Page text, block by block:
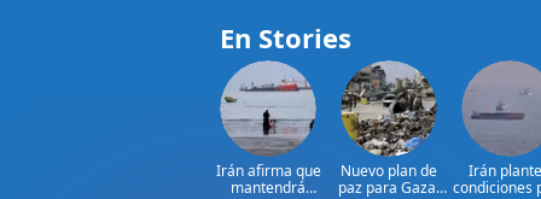
En Stories
Irán afirma que
mantendrá
Nuevo plan de
paz para Gaza:
Irán
condiciones